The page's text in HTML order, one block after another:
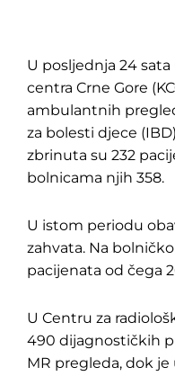
U posljednja 24
centra Crne Gore
ambulantnih
za bolesti djece
zbrinuta su 232
bolnicama njih 358.
U istom periodu
zahvata. Na
pacijenata od čega
U Centru za
490 dijagnostičkih
MR pregleda, dok